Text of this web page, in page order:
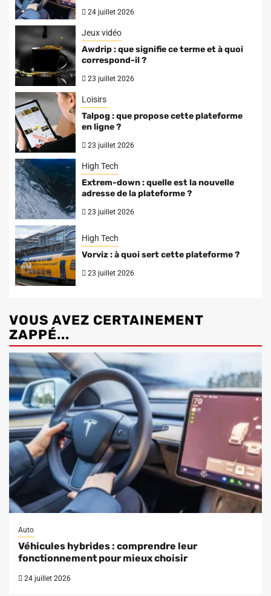
24 juillet 2026
Jeux vidéo
Awdrip : que signifie ce terme et à quoi
correspond-il ?
23 juillet 2026
Loisirs
Talpog : que propose cette plateforme
en ligne ?
23 juillet 2026
High Tech
Extrem-down : quelle est la nouvelle
adresse de la plateforme ?
23 juillet 2026
High Tech
Vorviz : à quoi sert cette plateforme ?
23 juillet 2026
VOUS AVEZ CERTAINEMENT
ZAPPÉ...
Auto
Véhicules hybrides : comprendre leur
fonctionnement pour mieux choisir
24 juillet 2026